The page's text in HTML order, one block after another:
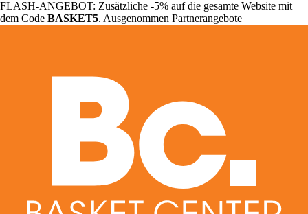
FLASH-ANGEBOT: Zusätzliche -5% auf die gesamte Website mit
dem Code BASKET5. Ausgenommen Partnerangebote